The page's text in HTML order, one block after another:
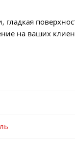
на ваших